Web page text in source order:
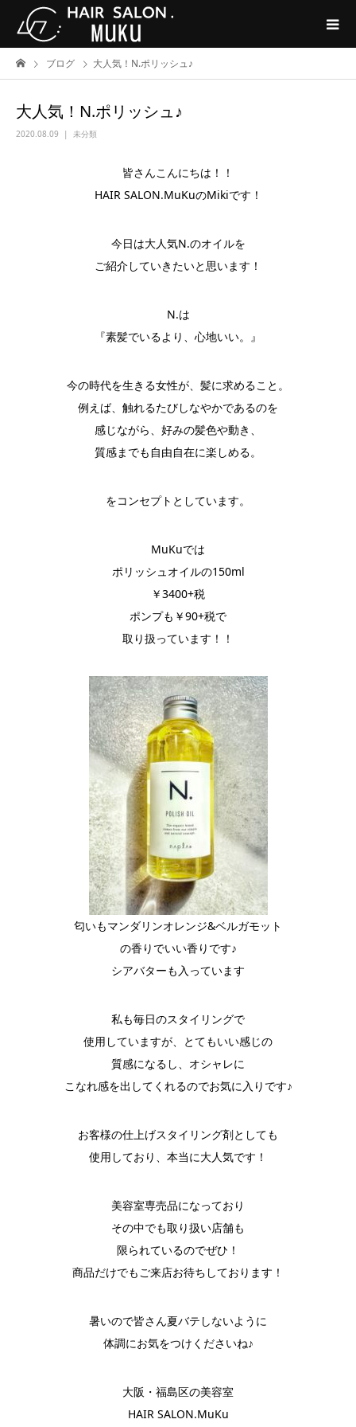
ブログ 大人気！N.ポリッシュ♪
大人気！N.ポリッシュ♪
2020.08.09 未分類
皆さんこんにちは！！
HAIR SALON.MuKuのMikiです！
今日は大人気N.のオイルを
ご紹介していきたいと思います！
N.は
『素髪でいるより、心地いい。』
今の時代を生きる女性が、髪に求めること。
例えば、触れるたびしなやかであるのを
感じながら、好みの髪色や動き、
質感までも自由自在に楽しめる。
をコンセプトとしています。
MuKuでは
ポリッシュオイルの150ml
￥3400+税
ポンプも￥90+税で
取り扱っています！！
匂いもマンダリンオレンジ&ベルガモット
の香りでいい香りです♪
シアバターも入っています
私も毎日のスタイリングで
使用していますが、とてもいい感じの
質感になるし、オシャレに
こなれ感を出してくれるのでお気に入りです♪
お客様の仕上げスタイリング剤としても
使用しており、本当に大人気です！
美容室専売品になっており
その中でも取り扱い店舗も
限られているのでぜひ！
商品だけでもご来店お待ちしております！
暑いので皆さん夏バテしないように
体調にお気をつけくださいね♪
大阪・福島区の美容室
HAIR SALON.MuKu